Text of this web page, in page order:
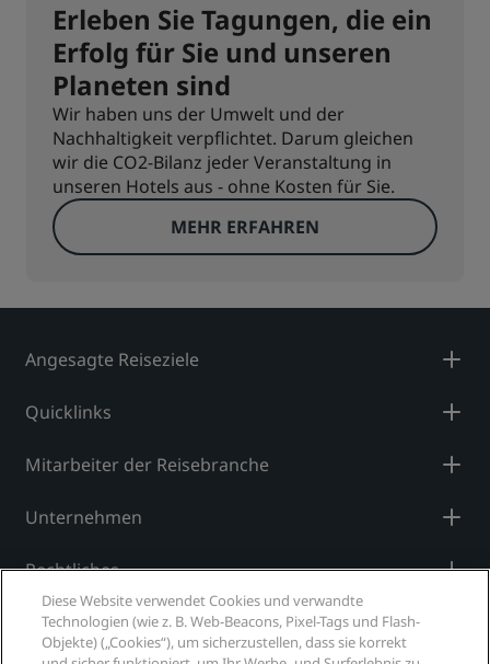
Erleben Sie Tagungen, die ein
Erfolg für Sie und unseren
Planeten sind
Wir haben uns der Umwelt und der
Nachhaltigkeit verpflichtet. Darum gleichen
wir die CO2-Bilanz jeder Veranstaltung in
unseren Hotels aus - ohne Kosten für Sie.
MEHR ERFAHREN
Angesagte Reiseziele
Quicklinks
Mitarbeiter der Reisebranche
Unternehmen
Rechtliches
Hilfe
Diese Website verwendet Cookies und verwandte
Technologien (wie z. B. Web-Beacons, Pixel-Tags und Flash-
Objekte) („Cookies“), um sicherzustellen, dass sie korrekt